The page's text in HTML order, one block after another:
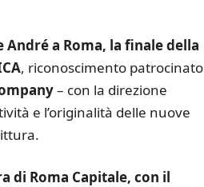
André a Roma, la finale della
, riconoscimento patrocinato
– con la direzione
e l’originalità delle nuove
di Roma Capitale, con il